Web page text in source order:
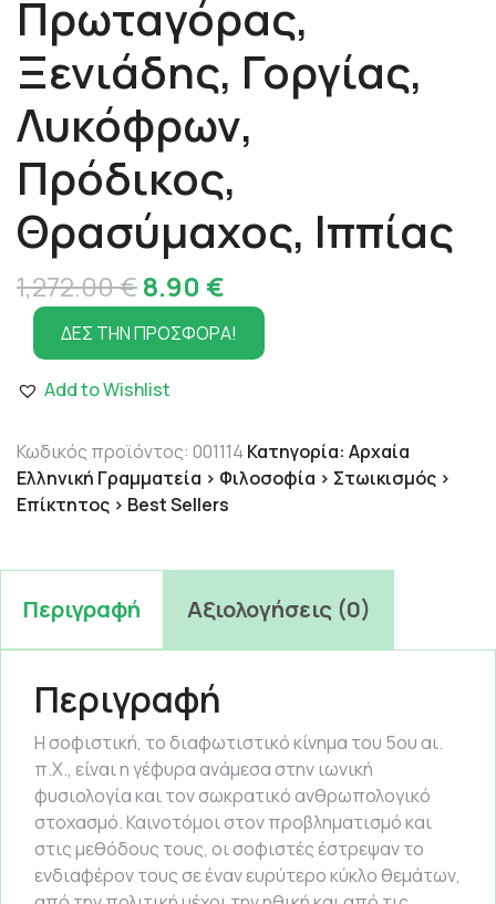
Πρωταγόρας,
Ξενιάδης, Γοργίας,
Λυκόφρων,
Πρόδικος,
Θρασύμαχος, Ιππίας
1,272.00€Original
price
was:
1,272.00 €.
8.90 €
τρέχουσα
τιμή
8.90 €.
ΔΕΣ ΤΗΝ ΠΡΟΣΦΟΡΑ!
Add to Wishlist
Κωδικός προϊόντος: 001114 Κατηγορία: Αρχαία
Ελληνική Γραμματεία > Φιλοσοφία > Στωικισμός >
Επίκτητος > Best Sellers
Περιγραφή Αξιολογήσεις (0)
Περιγραφή
Η σοφιστική, το διαφωτιστικό κίνημα του 5ου αι.
π.Χ., είναι η γέφυρα ανάμεσα στην ιωνική
φυσιολογία και τον σωκρατικό ανθρωπολογικό
στοχασμό. Καινοτόμοι στον προβληματισμό και
στις μεθόδους τους, οι σοφιστές έστρεψαν το
ενδιαφέρον τους σε έναν ευρύτερο κύκλο θεμάτων,